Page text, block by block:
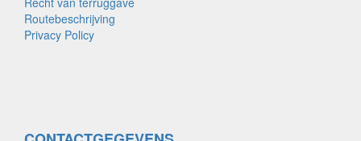
Routebeschrijving
Privacy Policy